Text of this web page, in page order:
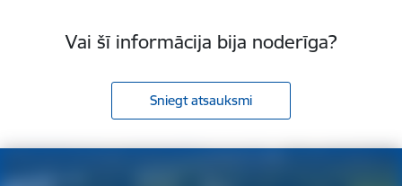
Vai šī informācija bija noderīga?
Sniegt atsauksmi